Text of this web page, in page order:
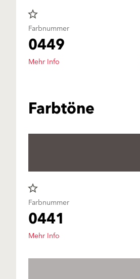
star_border
Farbnummer
0449
Mehr Info
Farbtöne
star_border
Farbnummer
0441
Mehr Info